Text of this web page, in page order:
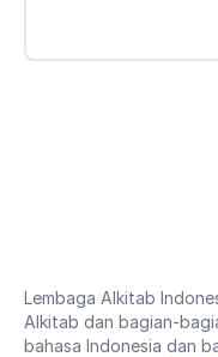
Lembaga Alkitab
Alkitab dan bagian-
bahasa Indonesia dan